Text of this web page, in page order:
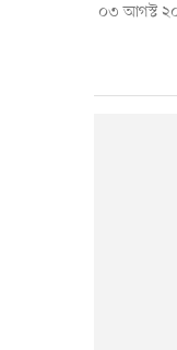
০৩ আগস্ট